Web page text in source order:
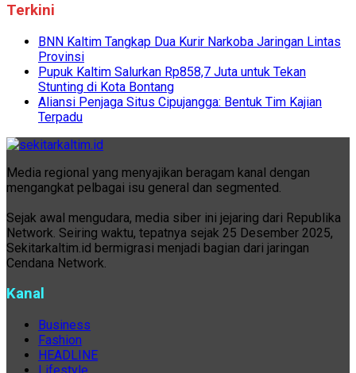
Terkini
BNN Kaltim Tangkap Dua Kurir Narkoba Jaringan Lintas
Provinsi
Pupuk Kaltim Salurkan Rp858,7 Juta untuk Tekan
Stunting di Kota Bontang
Aliansi Penjaga Situs Cipujangga: Bentuk Tim Kajian
Terpadu
Media regional yang menyajikan beragam kanal dengan
mengangkat pelbagai isu general dan segmented.
Sejak awal mengudara, media siber ini jejaring dari Republika
Network. Seiring waktu, tepatnya sejak 25 Desember 2025,
Sekitarkaltim.id bermigrasi menjadi bagian dari jaringan
Cendana Network.
Kanal
Business
Fashion
HEADLINE